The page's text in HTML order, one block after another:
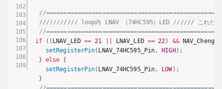
//
/////////// loop内 LNAV （74HC595）LED ////// これだけは
//
if
( ( LNAV_LED == 21 LNAV_LED == 22) &&
setRegisterPin( LNAV_74HC595_Pin, HIGH) ;
} else {
setRegisterPin( LNAV_74HC595_Pin, LOW) ;
}